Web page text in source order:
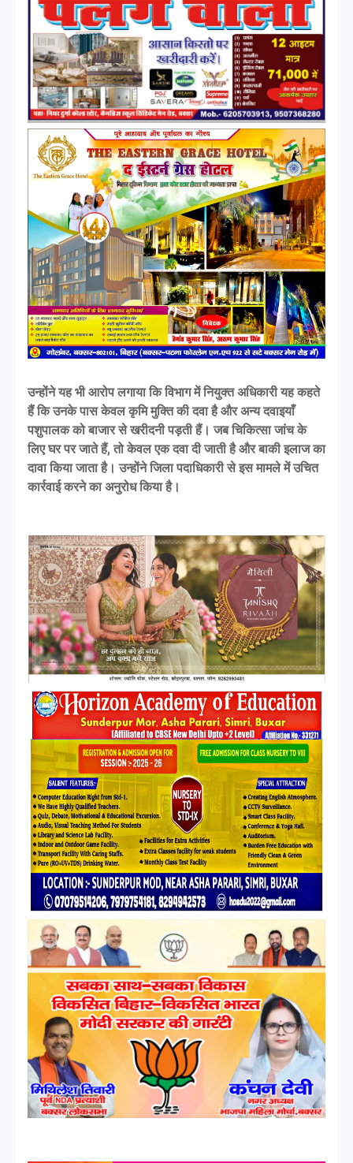
उन्होंने यह भी आरोप लगाया कि विभाग में नियुक्त अधिकारी यह कहते
हैं कि उनके पास केवल कृमि मुक्ति की दवा है और अन्य दवाइयाँ
पशुपालक को बाजार से खरीदनी पड़ती हैं। जब चिकित्सा जांच के
लिए घर पर जाते हैं, तो केवल एक दवा दी जाती है और बाकी इलाज का
दावा किया जाता है। उन्होंने जिला पदाधिकारी से इस मामले में उचित
कार्रवाई करने का अनुरोध किया है।